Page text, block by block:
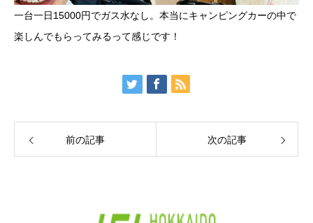
一台一日15000円でガス水なし。本当にキャンピングカーの中で
楽しんでもらってみるって感じです！
前の記事 次の記事